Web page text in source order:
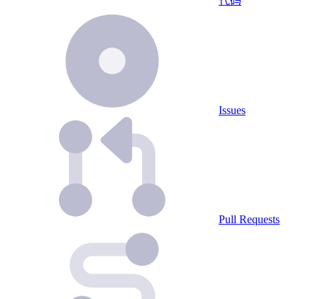
Issues
Pull Requests